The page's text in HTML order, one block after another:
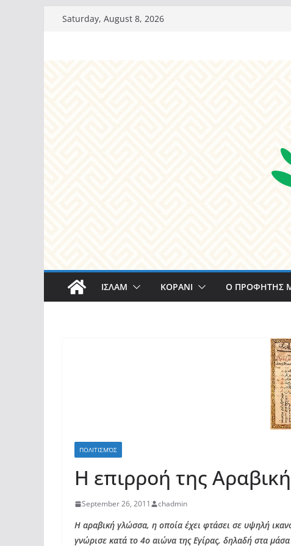
Saturday, August 8, 2026
ΙΣΛΑΜ ΚΟΡΑΝΙ Ο ΠΡΟΦΗΤΗΣ
ΠΟΛΙΤΙΣΜΌΣ
Η επιρροή της
September 26, 2011 chadmin
Η αραβική γλώσσα, η οποία έχει φτάσει σε υψηλή
γνώρισε κατά το 4ο αιώνα της Εγίρας, δηλαδή στα